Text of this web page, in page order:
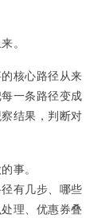
。
核心路径从来
一条路径变成
结果，判断对
事。
有几步、哪些
理、优惠券叠